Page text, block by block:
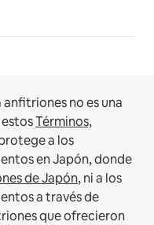
no es una
Términos,
a los
en Japón, donde
de Japón, ni a los
a través de
que ofrecieron